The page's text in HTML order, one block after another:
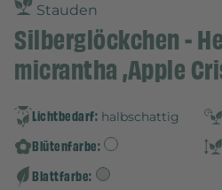
Stauden
Silberglöckchen -
micrantha ‚Apple
Lichtbedarf: halbschattig
Blütenfarbe:
Blattfarbe: